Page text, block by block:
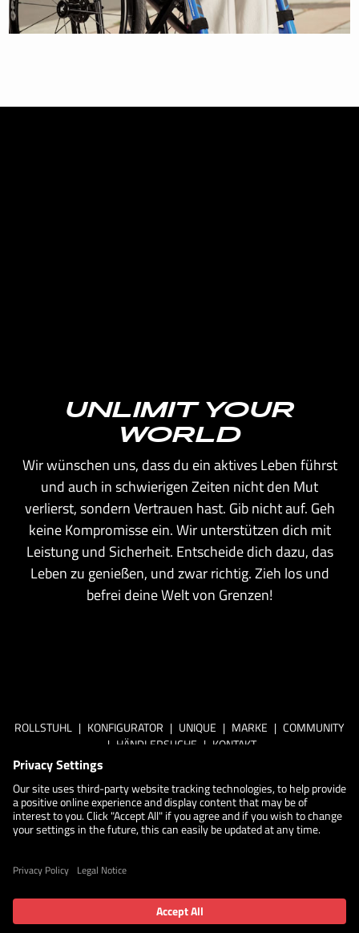
UNLIMIT YOUR
WORLD
Wir wünschen uns, dass du ein aktives Leben führst
und auch in schwierigen Zeiten nicht den Mut
verlierst, sondern Vertrauen hast. Gib nicht auf. Geh
keine Kompromisse ein. Wir unterstützen dich mit
Leistung und Sicherheit. Entscheide dich dazu, das
Leben zu genießen, und zwar richtig. Zieh los und
befrei deine Welt von Grenzen!
ROLLSTUHL | KONFIGURATOR | UNIQUE | MARKE | COMMUNITY
| HÄNDLERSUCHE | KONTAKT
Cookie policy
Erklärung zur Barrierefreiheit
Disclaimer
©2026 Küschall. Alle Rechte vorbehalten.